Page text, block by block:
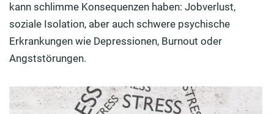
kann schlimme Konsequenzen haben: Jobverlust,
soziale Isolation, aber auch schwere psychische
Erkrankungen wie Depressionen, Burnout oder
Angststörungen.